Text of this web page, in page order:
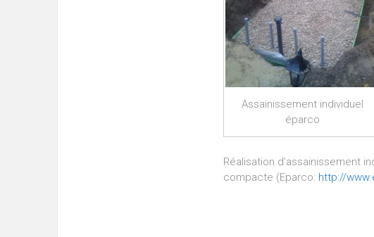
Assainissement individuel
éparco
Réalisation d’assainissement
compacte (Eparco: http://